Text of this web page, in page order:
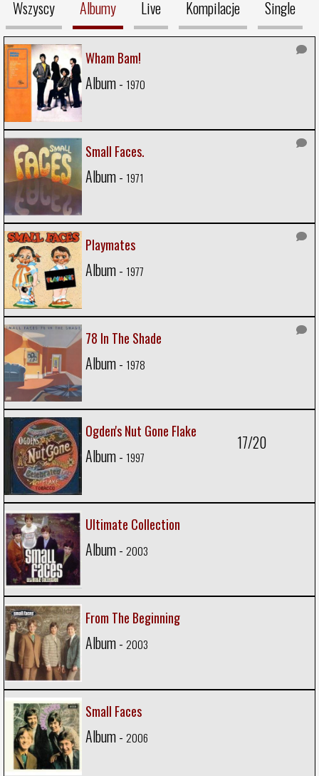
Wszyscy Albumy Live Kompilacje Single
Wham Bam!
Album - 1970
Small Faces.
Album - 1971
Playmates
Album - 1977
78 In The Shade
Album - 1978
Ogden's Nut Gone Flake
Album - 1997
17/20
Ultimate Collection
Album - 2003
From The Beginning
Album - 2003
Small Faces
Album - 2006